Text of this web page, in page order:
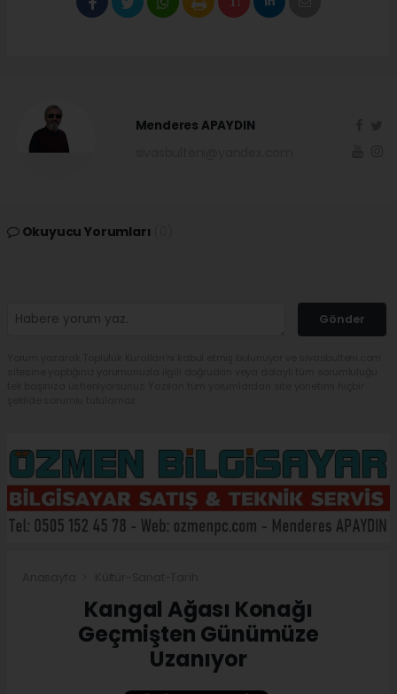
Menderes APAYDIN
Okuyucu Yorumları
Gönder
Kangal Ağası Konağı
Geçmişten Günümüze
Uzanıyor